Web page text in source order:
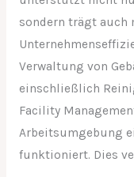
sondern trägt auch
Verwaltung von
einschließlich
Facility
Arbeitsumgebung
funktioniert. Dies